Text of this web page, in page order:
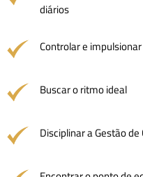
diários
Controlar e
Buscar o ritmo ideal
Disciplinar a Gestão